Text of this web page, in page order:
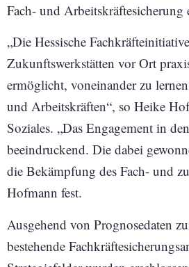
Fach- und Arbeitskräftesicherung
„Die Hessische
Zukunftswerkstätten vor Ort
ermöglicht, voneinander zu
und Arbeitskräften“, so Heike
Soziales. „Das Engagement in
beeindruckend. Die dabei
die Bekämpfung des Fach- und
Hofmann fest.
Ausgehend von Prognosedaten
bestehende